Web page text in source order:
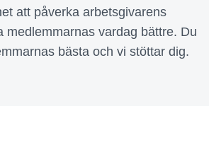
att påverka arbetsgivarens
medlemmarnas vardag bättre. Du
bästa och vi stöttar dig.